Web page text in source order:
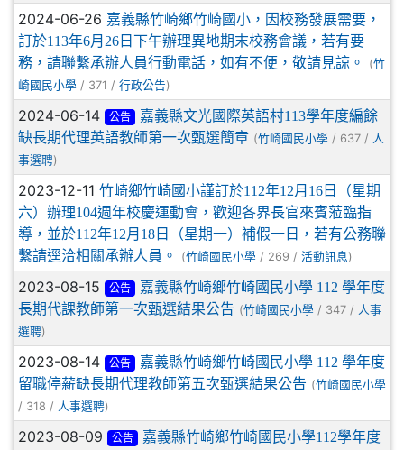
2024-06-26 嘉義縣竹崎鄉竹崎國小，因校務發展需要，
訂於113年6月26日下午辦理異地期末校務會議，若有要
務，請聯繫承辦人員行動電話，如有不便，敬請見諒。
(竹
崎國民小學 / 371 / 行政公告)
2024-06-14 公告
嘉義縣文光國際英語村113學年度編餘
缺長期代理英語教師第一次甄選簡章 (竹崎國民小學 / 637 / 人
事選聘)
2023-12-11 竹崎鄉竹崎國小謹訂於112年12月16日（星期
六）辦理104週年校慶運動會，歡迎各界長官來賓蒞臨指
導，並於112年12月18日（星期一）補假一日，若有公務聯
繫請逕洽相關承辦人員。
(竹崎國民小學 / 269 / 活動訊息 )
2023-08-15 公告
嘉義縣竹崎鄉竹崎國民小學 112 學年度
長期代課教師第一次甄選結果公告 (竹崎國民小學 / 347 / 人事
選聘)
2023-08-14 公告
嘉義縣竹崎鄉竹崎國民小學 112 學年度
留職停薪缺長期代理教師第五次甄選結果公告 (竹崎國民小學
/ 318 / 人事選聘)
2023-08-09 公告
嘉義縣竹崎鄉竹崎國民小學112學年度